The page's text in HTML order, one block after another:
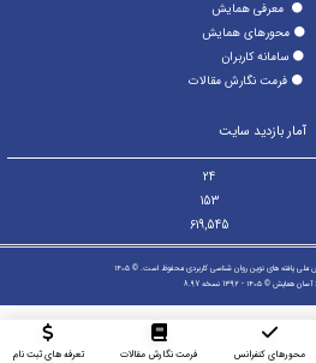
معرفی همایش
محورهای همایش
⚫سامانه کاربران
فرمت نگارش مقالات
آمار بازدید سایت
24
153
619,545
یافته های نوین روان شناسی کاربردی محفوظ است. © ۱۴۰۵
:آسان همایش © ۱۴۰۵ - 1392 نسخه 8.97
محورهای کنفرانس فرمت نگارش مقالات تعرفه های ثبت نام